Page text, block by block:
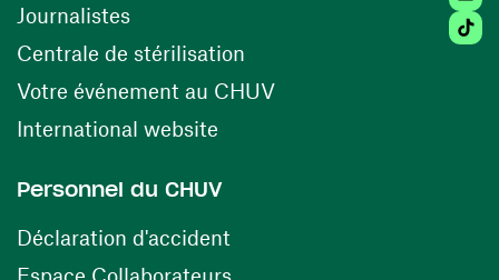
Journalistes
Centrale de stérilisation (ouvre une nouvelle
Votre événement au CHUV(ouvre une nouvelle
International website
Personnel du CHUV
Déclaration d'accident
(ouvre une nouvelle fenêtre)